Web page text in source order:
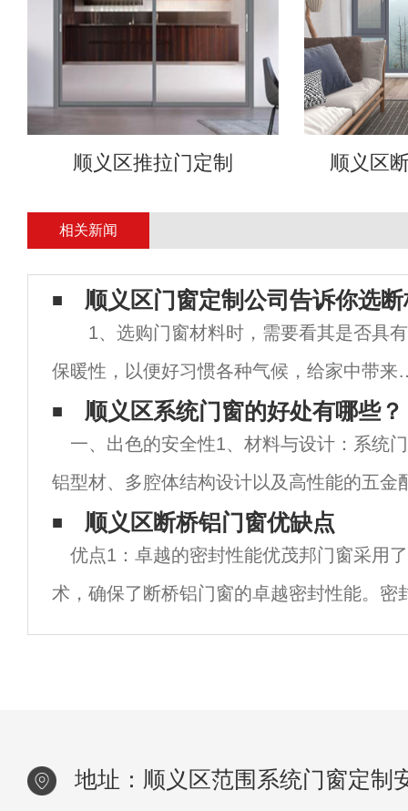
顺义区推拉门定制 顺义区
相关新闻
顺义区门窗定制公司告诉你选
1、选购门窗材料时，需要看其是否具有
保暖性，以便好习惯各种气候，给家中带来
的家居生活。并且顺义区断桥铝门窗能进行
温，并且耐脏，平常只需稍有点温热就能带
的寓居体会。 2、看看自己选定的断桥铝
门窗
顺义区系统门窗的好处有哪些？
一、出色的安全性1、材料与设计：系统
铝型材、多腔体结构设计以及高性能的五金
的抗风压、抗冲击和抗盗能力。这种设计使
耐用，能够有效抵御外力的破坏和入侵。2
顺义区断桥铝门窗优缺点
优点1：卓越的密封性能优茂邦门窗采用
术，确保了断桥铝门窗的卓越密封性能。密
接关系到门窗的隔音、防尘和防水效果。断
地址：顺义区范围系统门窗定制